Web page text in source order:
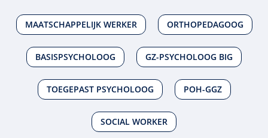
MAATSCHAPPELIJK WERKER ORTHOPEDAGOOG
BASISPSYCHOLOOG GZ-PSYCHOLOOG BIG
TOEGEPAST PSYCHOLOOG POH-GGZ
SOCIAL WORKER